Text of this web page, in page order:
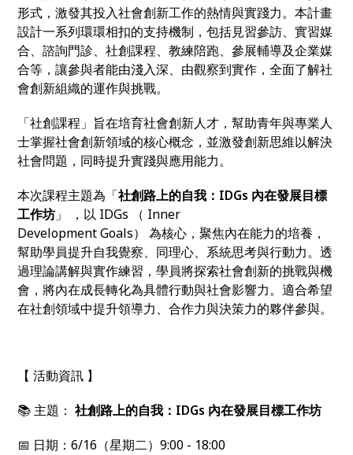
形式，激發其投入社會創新工作的熱情與實踐力。本計畫
設計一系列環環相扣的支持機制，包括見習參訪、實習媒
合、諮詢門診、社創課程、教練陪跑、參展輔導及企業媒
合等，讓參與者能由淺入深、由觀察到實作，全面了解社
會創新組織的運作與挑戰。
「社創課程」旨在培育社會創新人才，幫助青年與專業人
士掌握社會創新領域的核心概念，並激發創新思維以解決
社會問題，同時提升實踐與應用能力。
本次課程主題為「社創路上的⾃我：IDGs 內在發展⽬標
⼯作坊 」 ，以 IDGs （ Inner
Development Goals） 為核⼼，聚焦內在能⼒的培養，
幫助學員提升⾃我覺察、同理⼼、系統思考與⾏動⼒。透
過理論講解與實作練習，學員將探索社會創新的挑戰與機
會，將內在成⻑轉化為具體⾏動與社會影響⼒。適合希望
在社創領域中提升領導⼒、合作⼒與決策⼒的夥伴參與。
【 活動資訊 】
📚 主題：社創路上的⾃我：IDGs 內在發展⽬標⼯作坊
📅 日期：6/16（星期二）9:00 - 18:00